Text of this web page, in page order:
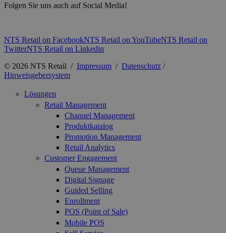
Folgen Sie uns auch auf Social Media!
NTS Retail on FacebookNTS Retail on YouTubeNTS Retail on
TwitterNTS Retail on Linkedin
© 2026 NTS Retail / Impressum / Datenschutz /
Hinweisgebersystem
Lösungen
Retail Management
Channel Management
Produktkatalog
Promotion Management
Retail Analytics
Customer Engagement
Queue Management
Digital Signage
Guided Selling
Enrollment
POS (Point of Sale)
Mobile POS